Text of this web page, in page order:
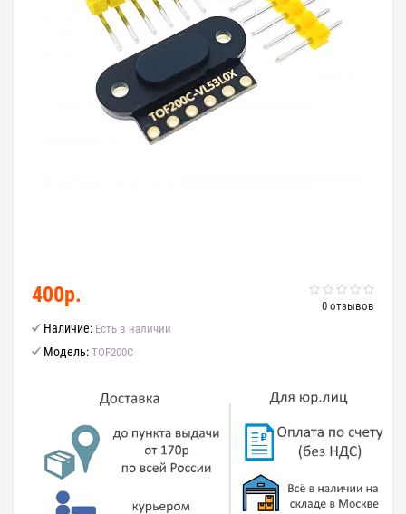
0 отзывов
400р.
Наличие: Есть в наличии
Модель: TOF200C